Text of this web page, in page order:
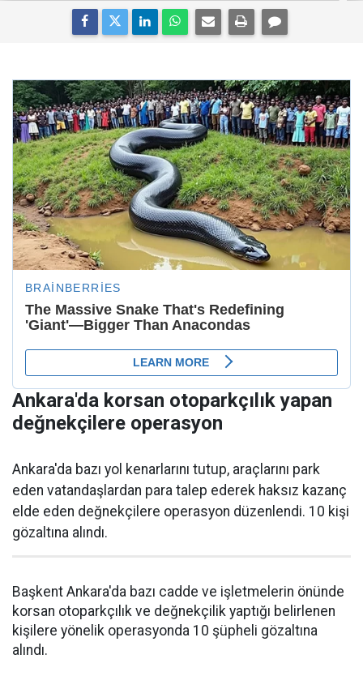
Ankara'da korsan otoparkçılık yapan
değnekçilere operasyon
Ankara'da bazı yol kenarlarını tutup, araçlarını park
eden vatandaşlardan para talep ederek haksız kazanç
elde eden değnekçilere operasyon düzenlendi. 10 kişi
gözaltına alındı.
Başkent Ankara'da bazı cadde ve işletmelerin önünde
korsan otoparkçılık ve değnekçilik yaptığı belirlenen
kişilere yönelik operasyonda 10 şüpheli gözaltına
alındı.